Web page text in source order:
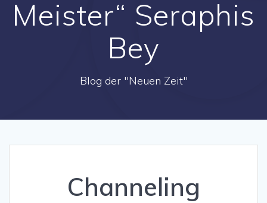
Meister“ Seraphis
Bey
Blog der "Neuen Zeit"
Channeling